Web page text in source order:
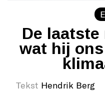
De laatste
wat hij
Tekst Hendrik Berg